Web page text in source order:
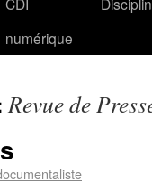
numérique
Revue de